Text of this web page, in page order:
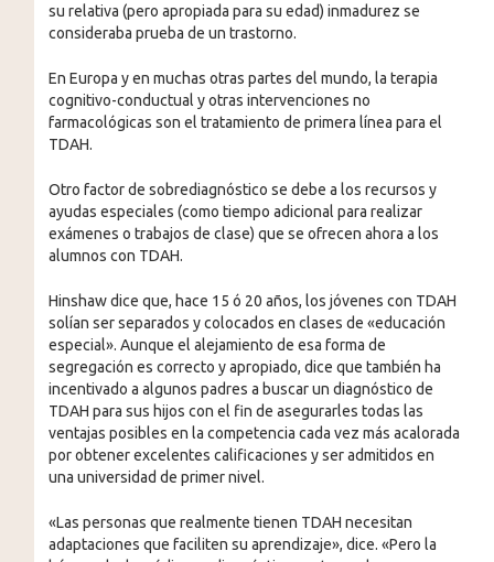
su relativa (pero apropiada para su edad) inmadurez se
consideraba prueba de un trastorno.
En Europa y en muchas otras partes del mundo, la terapia
cognitivo-conductual y otras intervenciones no
farmacológicas son el tratamiento de primera línea para el
TDAH.
Otro factor de sobrediagnóstico se debe a los recursos y
ayudas especiales (como tiempo adicional para realizar
exámenes o trabajos de clase) que se ofrecen ahora a los
alumnos con TDAH.
Hinshaw dice que, hace 15 ó 20 años, los jóvenes con TDAH
solían ser separados y colocados en clases de «educación
especial». Aunque el alejamiento de esa forma de
segregación es correcto y apropiado, dice que también ha
incentivado a algunos padres a buscar un diagnóstico de
TDAH para sus hijos con el fin de asegurarles todas las
ventajas posibles en la competencia cada vez más acalorada
por obtener excelentes calificaciones y ser admitidos en
una universidad de primer nivel.
«Las personas que realmente tienen TDAH necesitan
adaptaciones que faciliten su aprendizaje», dice. «Pero la